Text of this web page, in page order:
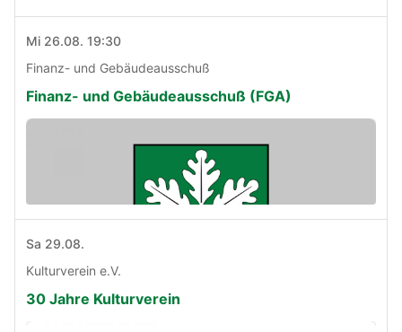
Mi 26.08. 19:30
Finanz- und Gebäudeausschuß
Finanz- und Gebäudeausschuß (FGA)
Sa 29.08.
Kulturverein e.V.
30 Jahre Kulturverein